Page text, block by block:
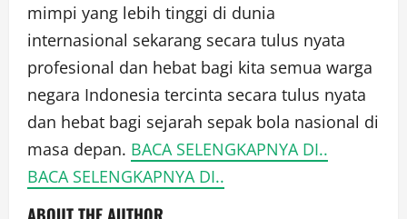
mimpi yang lebih tinggi di dunia
internasional sekarang secara tulus nyata
profesional dan hebat bagi kita semua warga
negara Indonesia tercinta secara tulus nyata
dan hebat bagi sejarah sepak bola nasional di
masa depan. BACA SELENGKAPNYA DI..
BACA SELENGKAPNYA DI..
ABOUT THE AUTHOR